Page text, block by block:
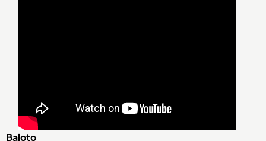
Baloto